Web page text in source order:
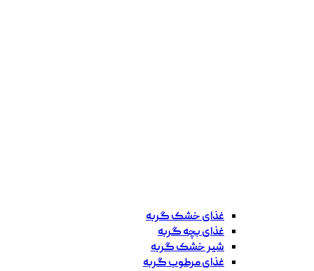
غذای خشک گربه
غذای بچه گربه
شیر خشک گربه
غذای مرطوب گربه